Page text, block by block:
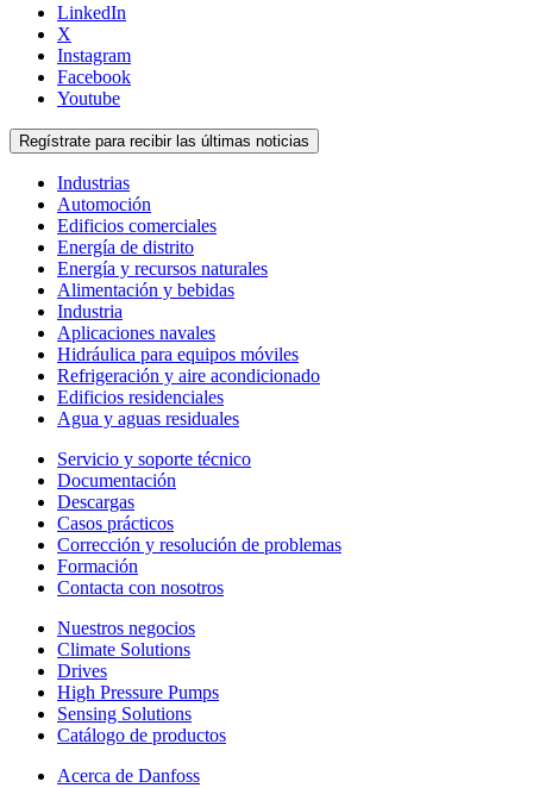
LinkedIn
X
Instagram
Facebook
Youtube
Regístrate para recibir las últimas noticias
Industrias
Automoción
Edificios comerciales
Energía de distrito
Energía y recursos naturales
Alimentación y bebidas
Industria
Aplicaciones navales
Hidráulica para equipos móviles
Refrigeración y aire acondicionado
Edificios residenciales
Agua y aguas residuales
Servicio y soporte técnico
Documentación
Descargas
Casos prácticos
Corrección y resolución de problemas
Formación
Contacta con nosotros
Nuestros negocios
Climate Solutions
Drives
High Pressure Pumps
Sensing Solutions
Catálogo de productos
Acerca de Danfoss